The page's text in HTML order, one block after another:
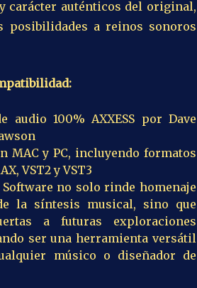
carácter auténticos del original,
posibilidades a reinos sonoros
audio 100% AXXESS por Dave
MAC y PC, incluyendo formatos
VST2 y VST3
Software no solo rinde homenaje
la síntesis musical, sino que
a futuras exploraciones
ser una herramienta versátil
músico o diseñador de